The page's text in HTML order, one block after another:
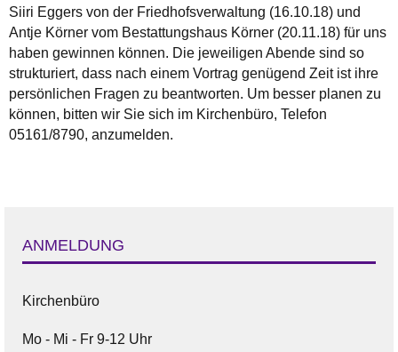
Siiri Eggers von der Friedhofsverwaltung (16.10.18) und
Antje Körner vom Bestattungshaus Körner (20.11.18) für uns
haben gewinnen können. Die jeweiligen Abende sind so
strukturiert, dass nach einem Vortrag genügend Zeit ist ihre
persönlichen Fragen zu beantworten. Um besser planen zu
können, bitten wir Sie sich im Kirchenbüro, Telefon
05161/8790, anzumelden.
ANMELDUNG
Kirchenbüro
Mo - Mi - Fr 9-12 Uhr